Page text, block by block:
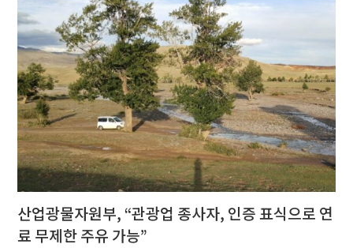
산업광물자원부, “관광업 종사자, 인증 표식으로 연
료 무제한 주유 가능”